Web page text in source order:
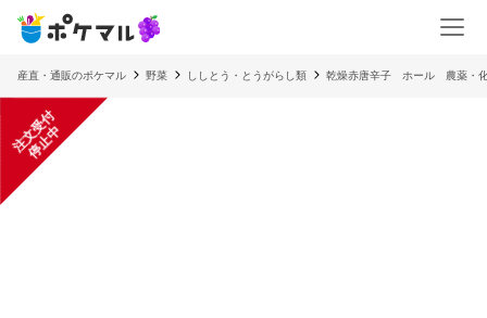
産直・通販のポケマル 野菜 ししとう・とうがらし類 乾燥赤唐辛子 ホール 農薬・
注
文
受
付
停
止
中